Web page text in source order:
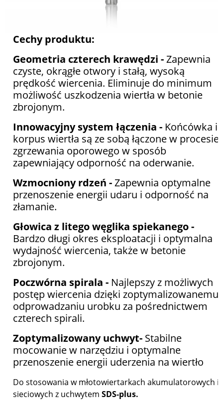
Cechy produktu:
Geometria czterech krawędzi -Zapewnia
czyste, okrągłe otwory i stałą, wysoką
prędkość wiercenia. Eliminuje do minimum
możliwość uszkodzenia wiertła w betonie
zbrojonym.
Innowacyjny system łączenia - Końcówka i
korpus wiertła są ze sobą łączone w procesie
zgrzewania oporowego w sposób
zapewniający odporność na oderwanie.
Wzmocniony rdzeń -Zapewnia optymalne
przenoszenie energii udaru i odporność na
złamanie.
Głowica z litego węglika spiekanego -
Bardzo długi okres eksploatacji i optymalna
wydajność wiercenia, także w betonie
zbrojonym.
Poczwórna spirala - Najlepszy z możliwych
postęp wiercenia dzięki zoptymalizowanemu
odprowadzaniu urobku za pośrednictwem
czterech spirali.
Zoptymalizowany uchwyt- Stabilne
mocowanie w narzędziu i optymalne
przenoszenie energii uderzenia na wiertło
Do stosowania w młotowiertarkach akumulatorowych i
sieciowych z uchwytem SDS-plus.